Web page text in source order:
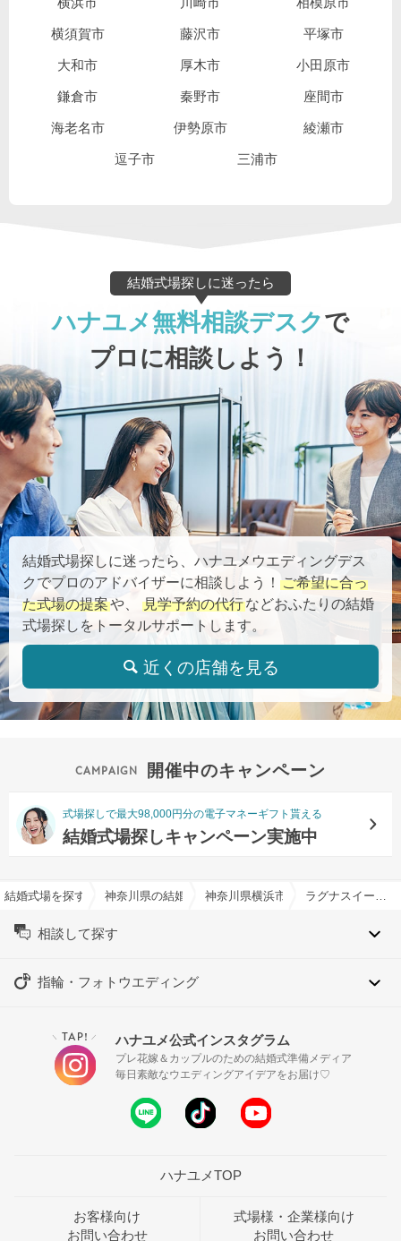
横須賀市 藤沢市 平塚市
大和市 厚木市 小田原市
鎌倉市 秦野市 座間市
海老名市 伊勢原市 綾瀬市
逗子市 三浦市
結婚式場探しに迷ったら
ハナユメ無料相談デスクで
プロに相談しよう！
結婚式場探しに迷ったら、ハナユメウエディングデス
クでプロのアドバイザーに相談しよう！ ご希望に合っ
た式場の提案や、 見学予約の代行などおふたりの結婚
式場探しをトータルサポートします。
近くの店舗を見る
開催中のキャンペーン
式場探しで最大98,000円分の電子マネーギフト貰える
結婚式場探しキャンペーン実施中
結婚式場を探すならハナユメ神奈川県の結婚式場一覧神奈川県横浜市の結婚式場一覧 ラグナスイート新横浜 ホテル＆ウエディングで結婚式
相談して探す
指輪・フォトウエディング
＼ TAP! ／ ハナユメ公式インスタグラム
プレ花嫁＆カップルのための結婚式準備メディア
毎日素敵なウエディングアイデアをお届け♡
ハナユメTOP
お客様向け
お問い合わせ
式場様・企業様向け
お問い合わせ